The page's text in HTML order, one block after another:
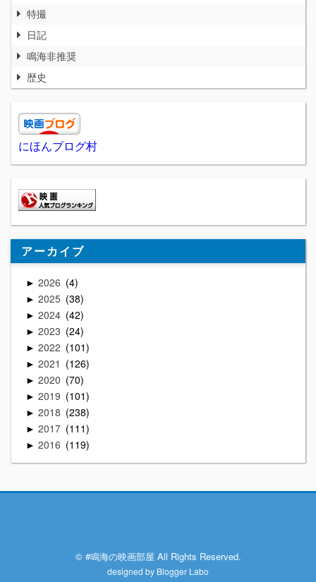
特撮
日記
鳴海非推奨
歴史
にほんブログ村
アーカイブ
► 2026 4
► 2025 38
► 2024 42
► 2023 24
► 2022 101
► 2021 126
► 2020 70
► 2019 101
► 2018 238
► 2017 111
► 2016 119
© #鳴海の映画部屋 All Rights Reserved.
designed by Blogger Labo